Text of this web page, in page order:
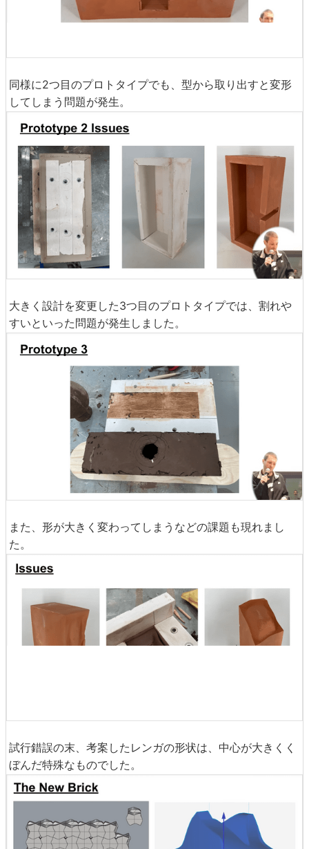
同様に2つ目のプロトタイプでも、型から取り出すと変形
してしまう問題が発生。
大きく設計を変更した3つ目のプロトタイプでは、割れや
すいといった問題が発生しました。
また、形が大きく変わってしまうなどの課題も現れまし
た。
試行錯誤の末、考案したレンガの形状は、中心が大きくく
ぼんだ特殊なものでした。